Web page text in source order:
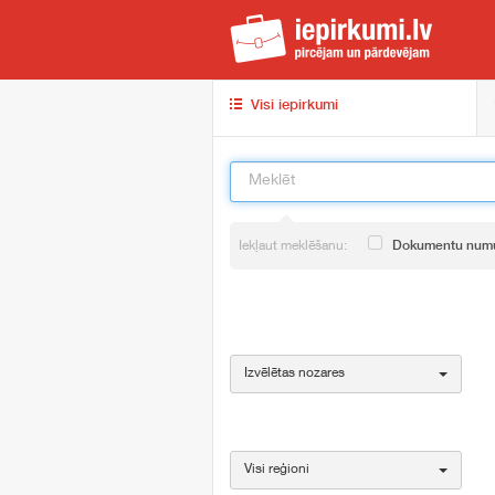
Visi iepirkumi
Iekļaut meklēšanu: Dokumentu
Izvēlētas nozares
Visi reģioni